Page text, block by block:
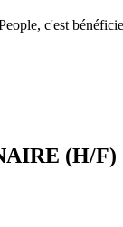
c'est
(H/F)